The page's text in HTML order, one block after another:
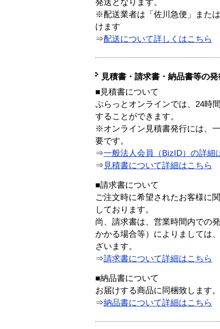
発送となります。
※配送業者は「佐川急便」また
けます
⇒配送について詳しくはこちら
見積書・請求書・納品書等の
■見積書について
ぷらっとオンラインでは、24時
することができます。
※オンライン見積書発行には、
要です。
⇒一般法人会員（BizID）の詳細
⇒ 見積書について詳細はこちら
■請求書について
ご注文時に希望されたお客様に
しております。
尚、請求書は、営業時間内での
かかる場合等）によりましては
ざいます。
⇒請求書について詳細はこちら
■納品書について
お届けする商品に同梱致します。
⇒納品書について詳細はこちら